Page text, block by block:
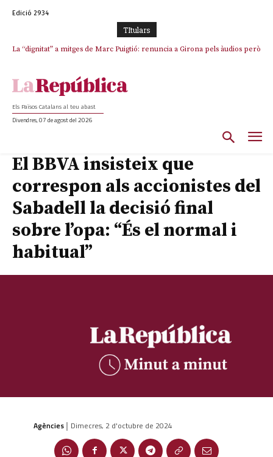
Edició 2934
TItulars
La “dignitat” a mitges de Marc Puigtió: renuncia a Girona pels àudios però
Els Països Catalans al teu abast
Divendres, 07 de agost del 2026
El BBVA insisteix que
correspon als accionistes del
Sabadell la decisió final
sobre l’opa: “És el normal i
habitual”
Agències | Dimecres, 2 d'octubre de 2024